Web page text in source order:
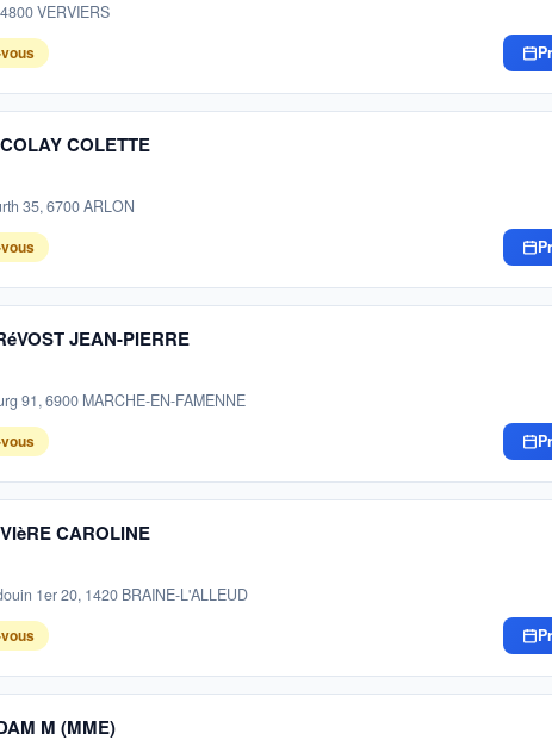
VERVIERS
COLETTE
35, 6700 ARLON
JEAN-PIERRE
91, 6900 MARCHE-EN-FAMENNE
CAROLINE
1er 20, 1420 BRAINE-L'ALLEUD
M (MME)